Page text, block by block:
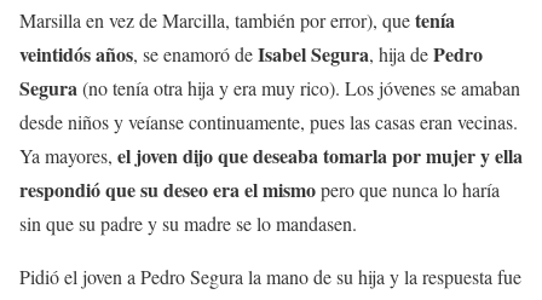
Marsilla en vez de Marcilla, también por error), quetenía
veintidós años, se enamoró deIsabel Segura, hija dePedro
Segura(no tenía otra hija y era muy rico). Los jóvenes se amaban
desde niños y veíanse continuamente, pues las casas eran vecinas.
Ya mayores, el joven dijo que deseaba tomarla por mujer y ella
respondió que su deseo era el mismopero que nunca lo haría
sin que su padre y su madre se lo mandasen.
Pidió el joven a Pedro Segura la mano de su hija y la respuesta fue